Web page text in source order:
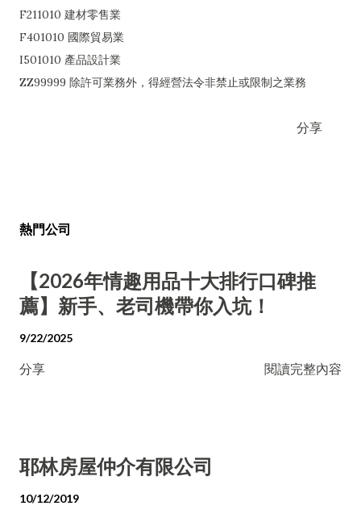
F211010 建材零售業
F401010 國際貿易業
I501010 產品設計業
ZZ99999 除許可業務外，得經營法令非禁止或限制之業務
分享
熱門公司
【2026年情趣用品十大排行口碑推
薦】新手、老司機帶你入坑！
9/22/2025
分享 閱讀完整內容
耶林房屋仲介有限公司
10/12/2019